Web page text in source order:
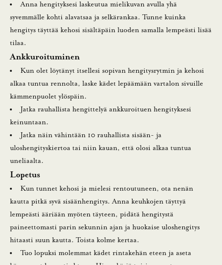
Anna hengityksesi laskeutua mielikuvan avulla yhä
syvemmälle kohti alavatsaa ja selkärankaa. Tunne kuinka
hengitys täyttää kehosi sisältäpäin luoden samalla lempeästi lisää
tilaa.
Ankkuroituminen
Kun olet löytänyt itsellesi sopivan hengitysrytmin ja kehosi
alkaa tuntua rennolta, laske kädet lepäämään vartalon sivuille
kämmenpuolet ylöspäin.
Jatka rauhallista hengittelyä ankkuroituen hengityksesi
keinuntaan.
Jatka näin vähintään 10 rauhallista sisään- ja
uloshengityskiertoa tai niin kauan, että olosi alkaa tuntua
uneliaalta.
Lopetus
Kun tunnet kehosi ja mielesi rentoutuneen, ota nenän
kautta pitkä syvä sisäänhengitys. Anna keuhkojen täyttyä
lempeästi ääriään myöten täyteen, pidätä hengitystä
paineettomasti parin sekunnin ajan ja huokaise uloshengitys
hitaasti suun kautta. Toista kolme kertaa.
Tuo lopuksi molemmat kädet rintakehän eteen ja aseta